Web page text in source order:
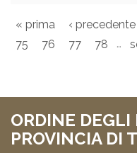
« prima ‹ precedente
75
76 77 78 …
ORDINE
PROVINCIA DI